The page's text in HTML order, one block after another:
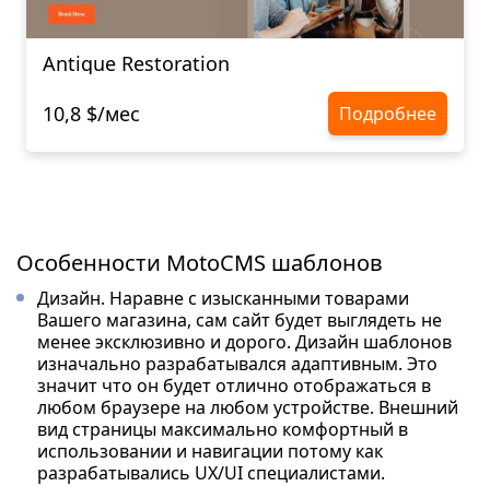
Antique Restoration
10,8 $/мес
Подробнее
Особенности MotoCMS шаблонов
Дизайн. Наравне с изысканными товарами
Вашего магазина, сам сайт будет выглядеть не
менее эксклюзивно и дорого. Дизайн шаблонов
изначально разрабатывался адаптивным. Это
значит что он будет отлично отображаться в
любом браузере на любом устройстве. Внешний
вид страницы максимально комфортный в
использовании и навигации потому как
разрабатывались UX/UI специалистами.